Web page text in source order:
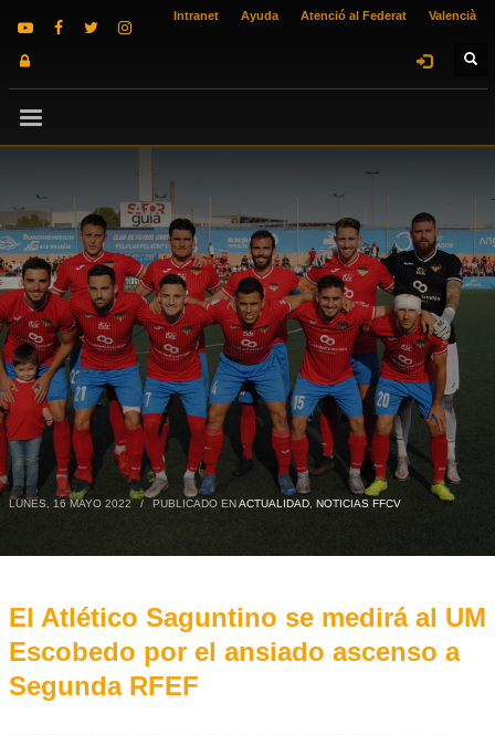
Intranet Ayuda Atenció al Federat Valencià
LUNES, 16 MAYO 2022 / PUBLICADO ENACTUALIDAD, NOTICIAS FFCV
El Atlético Saguntino se medirá al UM
Escobedo por el ansiado ascenso a
Segunda RFEF